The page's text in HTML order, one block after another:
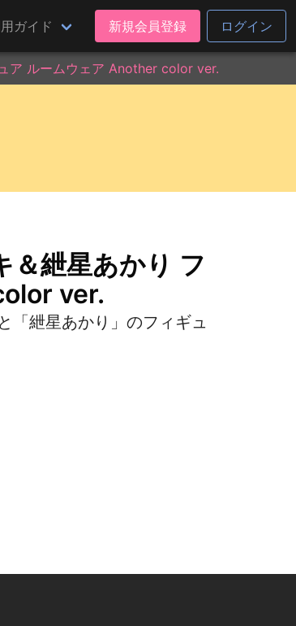
ガイド 新規会員登録 ログイン
ア ルームウェア Another color ver.
＆紲星あかり フ
ver.
「紲星あかり」のフィギュ